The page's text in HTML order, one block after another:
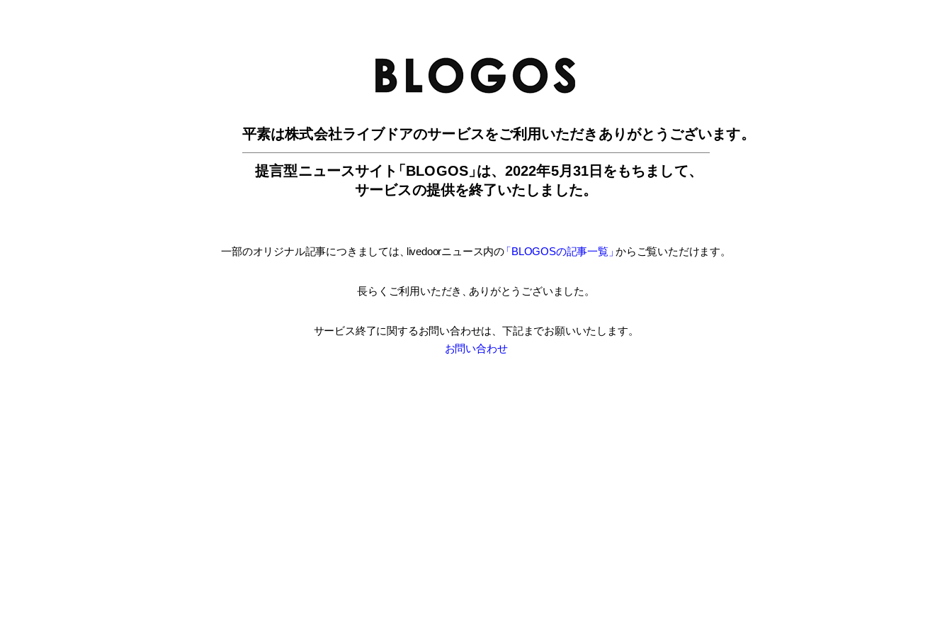
平素は株式会社ライブドアのサービスをご利用いただきありがとうございます。
提言型ニュースサイ ト「BLOGOS」は、2022年5月31日をもちまして、
サービスの提供を終了いたしました。
一部のオリジナル記事につきましては livedoorニュース内の「BLOGOSの記事一覧」 からご覧いただけます。
長らくご利用いただき ありがとうございました。
サービス終了に関するお問い合わせは、 下記までお願いいたします。
お問い合わせ